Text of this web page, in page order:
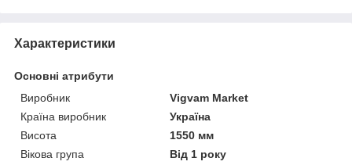
Характеристики
Основні атрибути
Виробник
Vigvam Market
Країна виробник
Україна
Висота
1550 мм
Вікова група
Від 1 року